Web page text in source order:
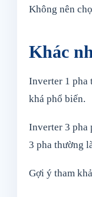
Không nên
Khác
Inverter 1 pha
khá phổ biến.
Inverter 3 pha
3 pha thường
Gợi ý tham